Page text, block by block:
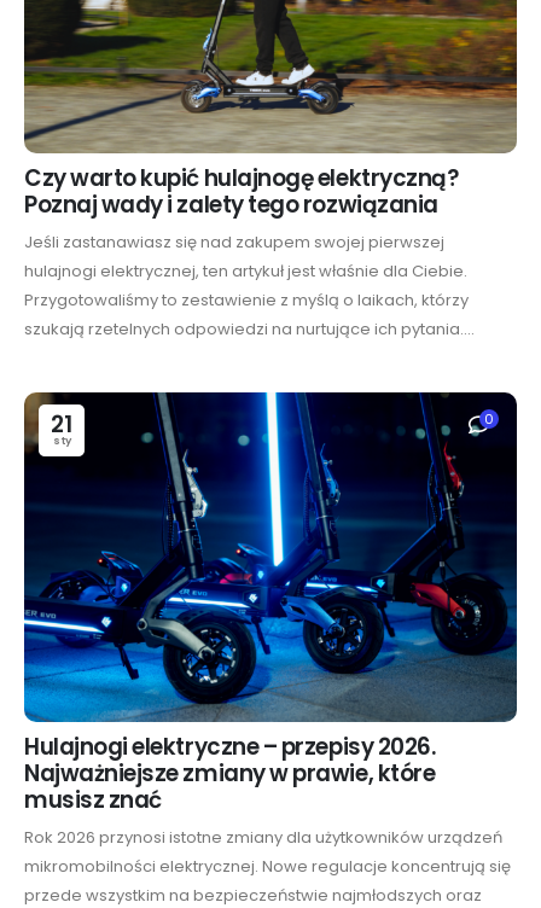
Czy warto kupić hulajnogę elektryczną?
Poznaj wady i zalety tego rozwiązania
Jeśli zastanawiasz się nad zakupem swojej pierwszej
hulajnogi elektrycznej, ten artykuł jest właśnie dla Ciebie.
Przygotowaliśmy to zestawienie z myślą o laikach, którzy
szukają rzetelnych odpowiedzi na nurtujące ich pytania....
21
sty
0
Hulajnogi elektryczne – przepisy 2026.
Najważniejsze zmiany w prawie, które
musisz znać
Rok 2026 przynosi istotne zmiany dla użytkowników urządzeń
mikromobilności elektrycznej. Nowe regulacje koncentrują się
przede wszystkim na bezpieczeństwie najmłodszych oraz